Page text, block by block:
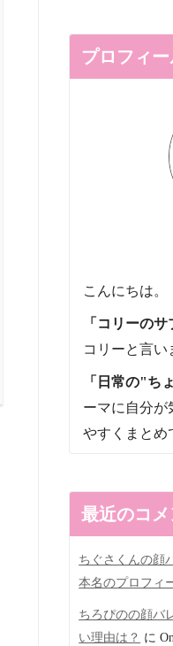
プロフィ
こんにちは。
「コリーのサ
コリーと言い
「日常の"ち
ーマに自分が
やすくまとめ
最近のコメ
ちぐさくんの顔
本名のプロフィ
ちろぴのの顔バ
い理由は？ に